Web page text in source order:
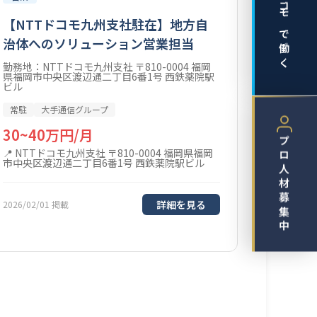
【NTTドコモ九州支社駐在】地方自
治体へのソリューション営業担当
勤務地：NTTドコモ九州支社 〒810-0004 福岡
県福岡市中央区渡辺通二丁目6番1号 西鉄薬院駅
ビル
常駐 大手通信グループ
30~40万円/月
NTTドコモ九州支社 〒810-0004 福岡県福岡
市中央区渡辺通二丁目6番1号 西鉄薬院駅ビル
2026/02/01 掲載 詳細を見る
ドコモで働く
プロ人材募集中